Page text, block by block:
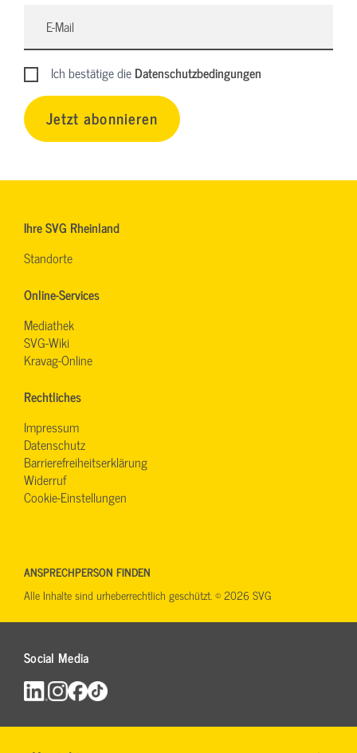
Ich bestätige dieDatenschutzbedingungen
Jetzt abonnieren
Ihre SVG Rheinland
Standorte
Online-Services
Mediathek
SVG-Wiki
Kravag-Online
Rechtliches
Impressum
Datenschutz
Barrierefreiheitserklärung
Widerruf
Cookie-Einstellungen
Social Media
ANSPRECHPERSON FINDEN
Alle Inhalte sind urheberrechtlich geschützt. © 2026 SVG